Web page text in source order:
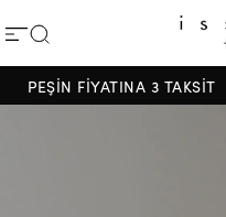
PEŞİN FİYATINA 3 TAKSİT